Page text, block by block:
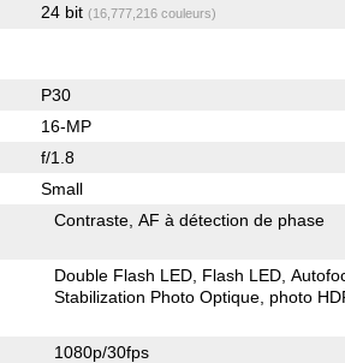
24 bit (16,777,216 couleurs)
P30
16-MP
f/1.8
Small
Contraste AF à détection de phase
Double Flash LED Flash LED
Stabilization Photo Optique photo
1080p/30fps